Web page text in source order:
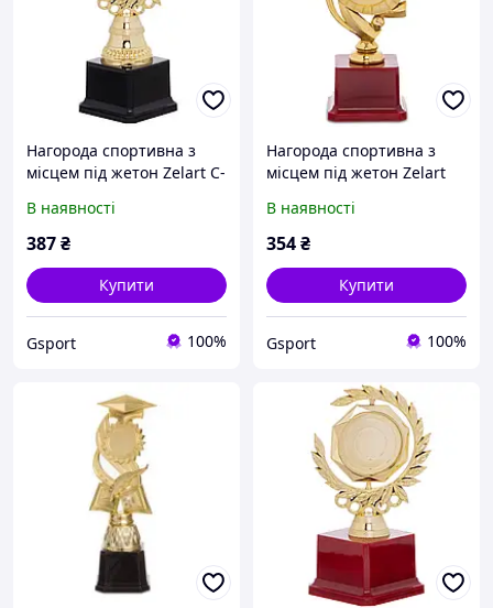
Нагорода спортивна з
місцем під жетон Zelart C-
В наявності
387₴
Купити
Gsport 100%
Нагорода спортивна з
місцем під жетон Zelart
В наявності
354₴
Купити
Gsport 100%